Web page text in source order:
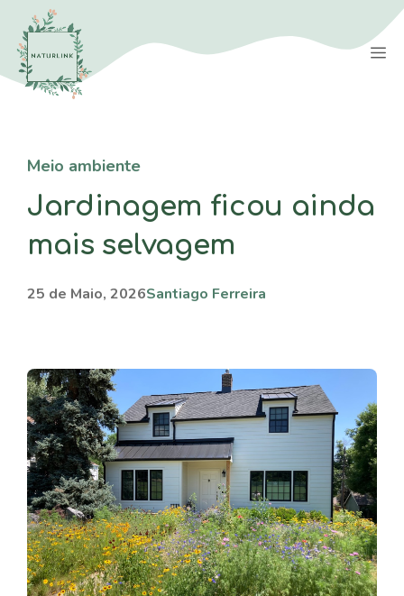
Saltar
para
conteúdo
Meio ambiente
Jardinagem ficou ainda
mais selvagem
25 de Maio, 2026Santiago Ferreira